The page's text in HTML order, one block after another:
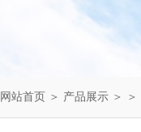
网站首页 ＞ 产品展示 ＞ ＞